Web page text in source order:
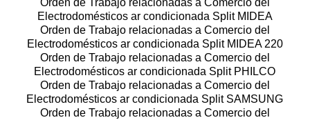
Orden de Trabajo relacionadas a Comercio del
Electrodomésticos ar condicionada Split MIDEA
Orden de Trabajo relacionadas a Comercio del
Electrodomésticos ar condicionada Split MIDEA 220
Orden de Trabajo relacionadas a Comercio del
Electrodomésticos ar condicionada Split PHILCO
Orden de Trabajo relacionadas a Comercio del
Electrodomésticos ar condicionada Split SAMSUNG
Orden de Trabajo relacionadas a Comercio del